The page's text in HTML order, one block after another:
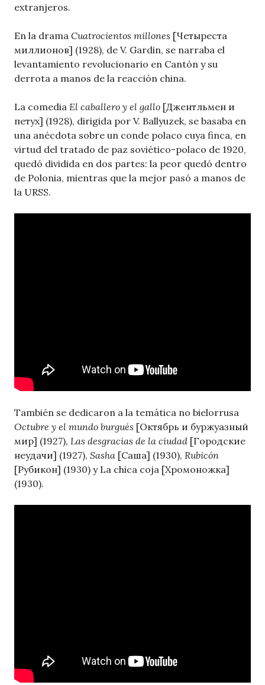
extranjeros.
En la drama Cuatrocientos millones [Четыреста
миллионов] (1928), de V. Gardin, se narraba el
levantamiento revolucionario en Cantón y su
derrota a manos de la reacción china.
La comedia El caballero y el gallo [Джентльмен и
петух] (1928), dirigida por V. Ballyuzek, se basaba en
una anécdota sobre un conde polaco cuya finca, en
virtud del tratado de paz soviético-polaco de 1920,
quedó dividida en dos partes: la peor quedó dentro
de Polonia, mientras que la mejor pasó a manos de
la URSS.
También se dedicaron a la temática no bielorrusa
Octubre y el mundo burgués [Октябрь и буржуазный
мир] (1927), Las desgracias de la ciudad [Городские
неудачи] (1927), Sasha [Саша] (1930), Rubicón
[Рубикон] (1930) y La chica coja [Хромоножка]
(1930).